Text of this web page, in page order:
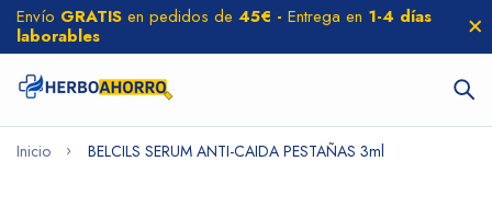
Envío GRATIS en pedidos de 45€ - Entrega en 1-4 días
laborables
Inicio BELCILS SERUM ANTI-CAIDA PESTAÑAS 3ml